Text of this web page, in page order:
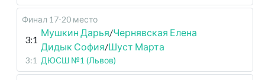
Финал 17-20 место
3:1
Мушкин Дарья/Чернявская Елена
Дидык София/Шуст Марта
3:1 ДЮСШ №1 (Львов)